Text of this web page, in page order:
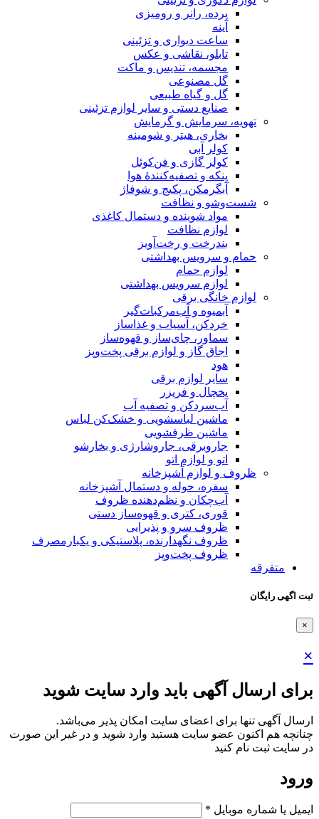
پرده، رانر و رومیزی
آینه
ساعت دیواری و تزئینی
تابلو، نقاشی و عکس
مجسمه، تندیس و ماکت
گل مصنوعی
گل و گیاه طبیعی
صنایع دستی و سایر لوازم تزئینی
تهویه، سرمایش و گرمایش
بخاری، هیتر و شومینه
کولر آبی
کولر گازی و فن‌کوئل
پنکه و تصفیه‌کنندهٔ هوا
آبگرمکن، پکیج و شوفاژ
شست‌وشو و نظافت
مواد شوینده و دستمال کاغذی
لوازم نظافت
بندرخت و رخت‌آویز
حمام و سرویس بهداشتی
لوازم حمام
لوازم سرویس بهداشتی
لوازم خانگی برقی
آبمیوه و آب‌مرکبات‌گیر
خردکن، آسیاب و غذاساز
سماور، چای‌ساز و قهوه‌ساز
اجاق گاز و لوازم برقی پخت‌وپز
هود
سایر لوازم برقی
یخچال و فریزر
آب‌سردکن و تصفیه آب
ماشین لباسشویی و خشک‌کن لباس
ماشین ظرفشویی
جاروبرقی، جاروشارژی و بخارشو
اتو و لوازم اتو
ظروف و لوازم آشپزخانه
سفره، حوله و دستمال آشپزخانه
آب‌چکان و نظم‌دهنده ظروف
قوری، کتری و قهوه‌ساز دستی
ظروف سرو و پذیرایی
ظروف نگهدارنده، پلاستیکی و یکبارمصرف
ظروف پخت‌وپز
متفرقه
ثبت اگهی رایگان
×
×
برای ارسال آگهی باید وارد سایت شوید
ارسال آگهی تنها برای اعضای سایت امکان پذیر می‌باشد.
چنانچه هم‌ اکنون عضو سایت هستید وارد شوید و در غیر این صورت
در سایت ثبت نام کنید
ورود
ایمیل یا شماره موبایل *